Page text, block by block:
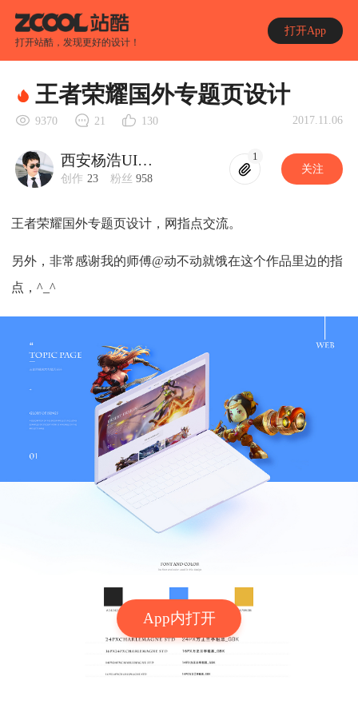
打开站酷，发现更好的设计！
打开App
App内打开
王者荣耀国外专题页设计
9370 21 130 2017.11.06
西安杨浩UI设计
创作 23 粉丝 958
1
关注
王者荣耀国外专题页设计，网指点交流。
另外，非常感谢我的师傅@动不动就饿在这个作品里边的指
点，^_^